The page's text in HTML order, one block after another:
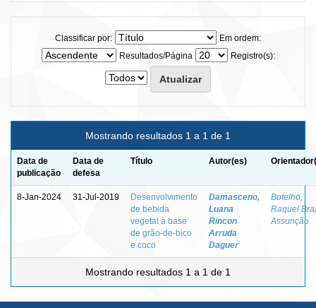
Classificar por:
Em ordem:
Resultados/Página
Registro(s):
Mostrando resultados 1 a 1 de 1
Data de
publicação
Data de
defesa
Título Autor(es)
8-Jan-2024 31-Jul-2019
Desenvolvimento
de bebida
vegetal à base
de grão-de-bico
e coco
Damasceno,
Luana
Rincon
Arruda
Daguer
Botelho,
Raquel
Assunção
Mostrando resultados 1 a 1 de 1